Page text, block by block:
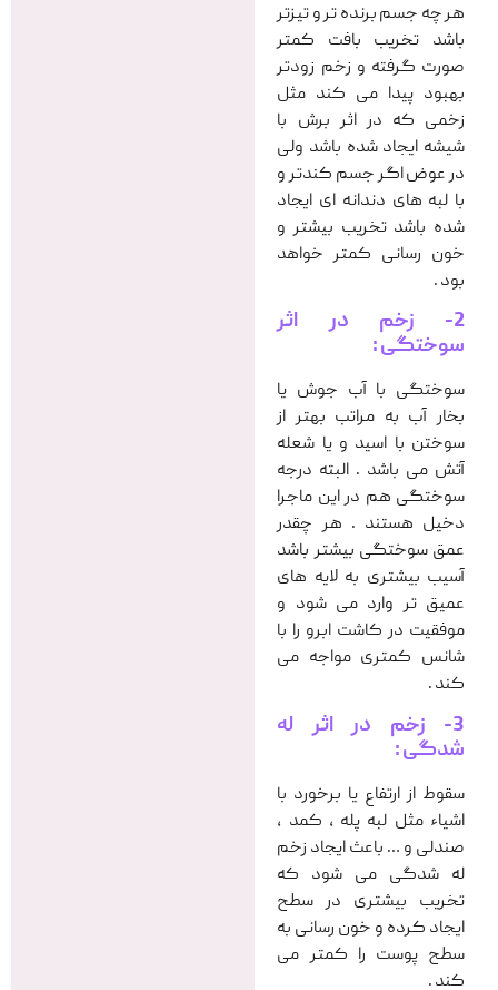
هر چه جسم برنده تر و تیزتر
باشد تخریب بافت کمتر
صورت گرفته و زخم زودتر
بهبود پیدا می کند مثل
زخمی که در اثر برش با
شیشه ایجاد شده باشد ولی
در عوض اگر جسم کندتر و
با لبه های دندانه ای ایجاد
شده باشد تخریب بیشتر و
خون رسانی کمتر خواهد
بود .
2- زخم در اثر
سوختگی :
سوختگی با آب جوش یا
بخار آب به مراتب بهتر از
سوختن با اسید و یا شعله
آتش می باشد . البته درجه
سوختگی هم در این ماجرا
دخیل هستند . هر چقدر
عمق سوختگی بیشتر باشد
آسیب بیشتری به لایه های
عمیق تر وارد می شود و
موفقیت در کاشت ابرو را با
شانس کمتری مواجه می
کند .
3- زخم در اثر له
شدگی :
سقوط از ارتفاع یا برخورد با
اشیاء مثل لبه پله ، کمد ،
صندلی و … باعث ایجاد زخم
له شدگی می شود که
تخریب بیشتری در سطح
ایجاد کرده و خون رسانی به
سطح پوست را کمتر می
کند .